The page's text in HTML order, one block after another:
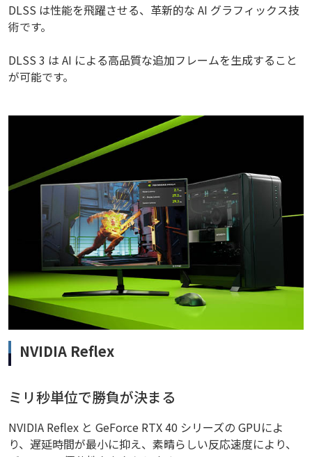
DLSS は性能を飛躍させる、革新的な AI グラフィックス技
術です。
DLSS 3 は AI による高品質な追加フレームを生成すること
が可能です。
NVIDIA Reflex
ミリ秒単位で勝負が決まる
NVIDIA Reflex と GeForce RTX 40 シリーズの GPUによ
り、遅延時間が最小に抑え、素晴らしい反応速度により、